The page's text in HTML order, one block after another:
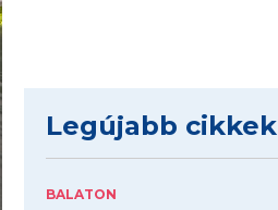
Legújabb cikkek
BALATON